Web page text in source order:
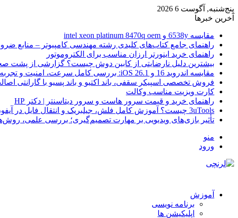
پنج‌شنبه, آگوست 6 2026
آخرین خبرها
مقایسه 6538y و intel xeon platinum 8470q oem
راهنمای جامع کتاب‌های کلیدی رشته مهندسی کامپیوتر – منابع
راهنمای خرید اینورتر ارزان مناسب برای الکتروموتور
بیشترین دلیل نارضایتی از کابین دوش چیست؟ گزارشی از پشت
مقایسه اندروید 16 و iOS 26.1: بررسی کامل سرعت، امنیت و تجربه کاربری
فروش تخصصی اسپیکر سقفی، باند اکتیو و باند پسیو با گارانتی
کارت ویزیت مناسب وکالت
راهنمای خرید و قیمت سرور هاست و سرور دیتاسنتر | دکتر HP
3uTools چیست؟ آموزش کامل فلش، جیلبریک و انتقال فایل در آیفون
تأثیر بازی‌های ویدیویی بر مهارت تصمیم‌گیری؛ بررسی علمی،
منو
ورود
آموزش
برنامه نویسی
اپلیکیشن ها